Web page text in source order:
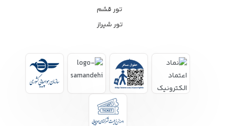
تور قشم
تور شیراز